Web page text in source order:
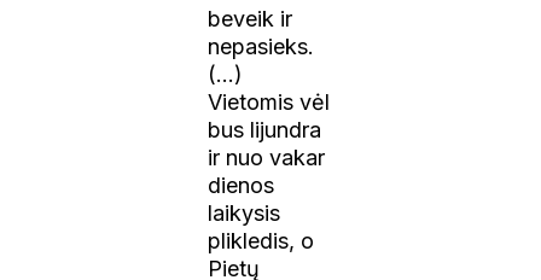
beveik ir
nepasieks.
(…)
Vietomis vėl
bus lijundra
ir nuo vakar
dienos
laikysis
plikledis, o
Pietų